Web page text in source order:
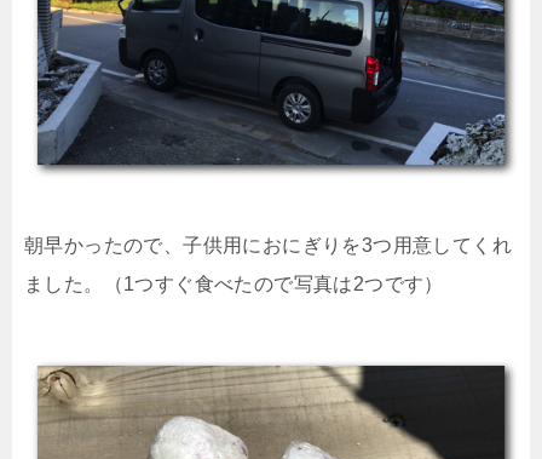
朝早かったので、子供用におにぎりを3つ用意してくれ
ました。（1つすぐ食べたので写真は2つです）